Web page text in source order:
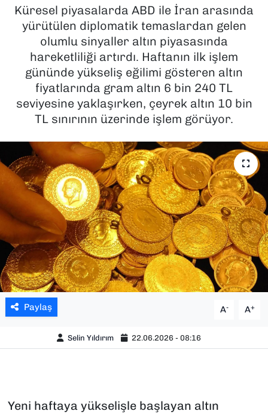
Küresel piyasalarda ABD ile İran arasında
yürütülen diplomatik temaslardan gelen
olumlu sinyaller altın piyasasında
hareketliliği artırdı. Haftanın ilk işlem
gününde yükseliş eğilimi gösteren altın
fiyatlarında gram altın 6 bin 240 TL
seviyesine yaklaşırken, çeyrek altın 10 bin
TL sınırının üzerinde işlem görüyor.
Paylaş A- A+
Selin Yıldırım 22.06.2026 - 08:16
Yeni haftaya yükselişle başlayan altın
KÜLTÜR SANAT
MAGAZİN
POLİTİKA
SAĞLIK
TEKNOLOJİ
YAŞAM
YEREL YÖNETİMLER
Son Dakika Haberleri
Haber Arşivi